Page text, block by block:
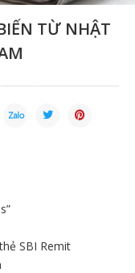
TỪ NHẬT
SBI Remit